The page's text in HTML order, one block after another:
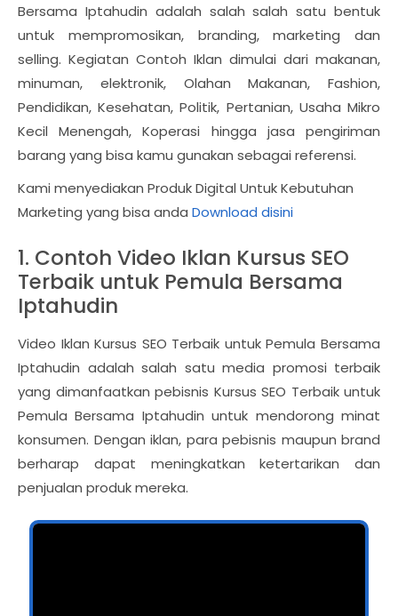
Bersama Iptahudin adalah salah salah satu bentuk
untuk mempromosikan, branding, marketing dan
selling. Kegiatan Contoh Iklan dimulai dari makanan,
minuman, elektronik, Olahan Makanan, Fashion,
Pendidikan, Kesehatan, Politik, Pertanian, Usaha Mikro
Kecil Menengah, Koperasi hingga jasa pengiriman
barang yang bisa kamu gunakan sebagai referensi.
Kami menyediakan Produk Digital Untuk Kebutuhan
Marketing yang bisa anda Download disini
1. Contoh Video Iklan Kursus SEO
Terbaik untuk Pemula Bersama
Iptahudin
Video Iklan Kursus SEO Terbaik untuk Pemula Bersama
Iptahudin adalah salah satu media promosi terbaik
yang dimanfaatkan pebisnis Kursus SEO Terbaik untuk
Pemula Bersama Iptahudin untuk mendorong minat
konsumen. Dengan iklan, para pebisnis maupun brand
berharap dapat meningkatkan ketertarikan dan
penjualan produk mereka.